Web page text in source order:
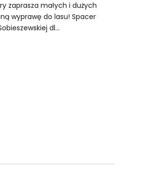
zaprasza małych i dużych
wyprawę do lasu! Spacer
dl...